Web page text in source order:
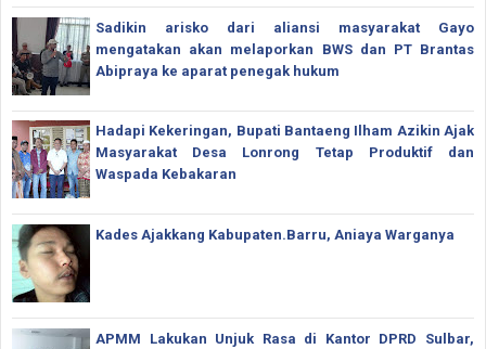
Sadikin arisko dari aliansi masyarakat Gayo
mengatakan akan melaporkan BWS dan PT Brantas
Abipraya ke aparat penegak hukum
Hadapi Kekeringan, Bupati Bantaeng Ilham Azikin Ajak
Masyarakat Desa Lonrong Tetap Produktif dan
Waspada Kebakaran
Kades Ajakkang Kabupaten.Barru, Aniaya Warganya
APMM Lakukan Unjuk Rasa di Kantor DPRD Sulbar,